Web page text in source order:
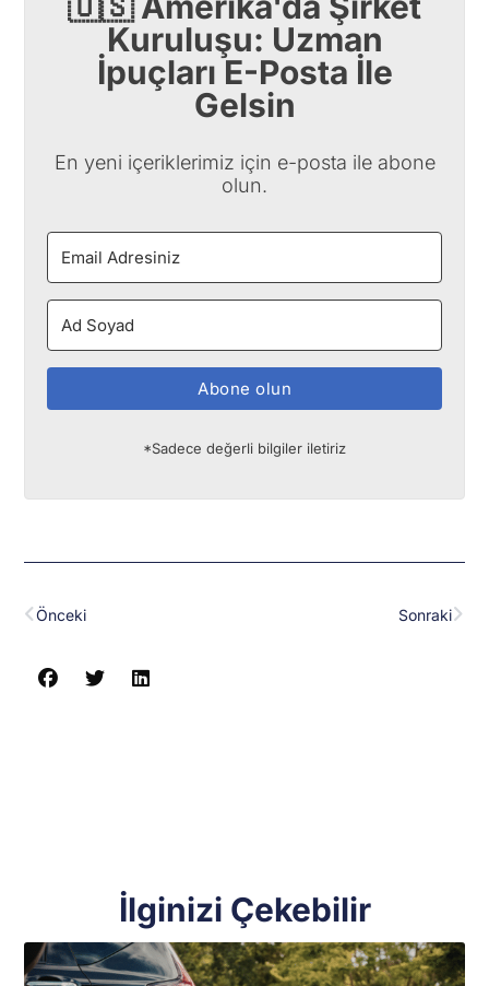
Kuruluşu: Uzman
İpuçları E-Posta İle
Gelsin
En yeni içeriklerimiz için e-posta ile abone
olun.
Abone olun
*Sadece değerli bilgiler iletiriz
Önceki Sonraki
İlginizi Çekebilir